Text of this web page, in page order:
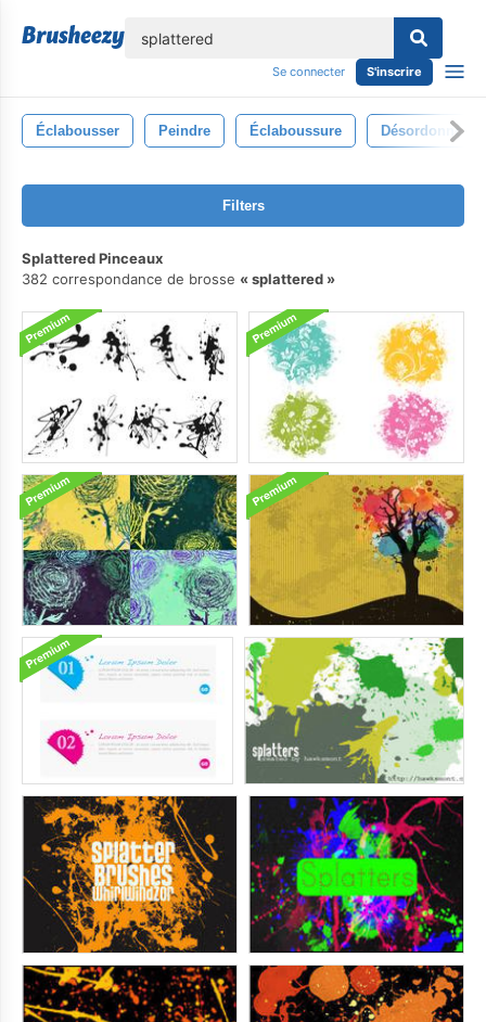
Se connecter S'inscrire
Éclabousser Peindre Éclaboussure Désordonné
Filters
Splattered Pinceaux
382 correspondance de brosse
splattered